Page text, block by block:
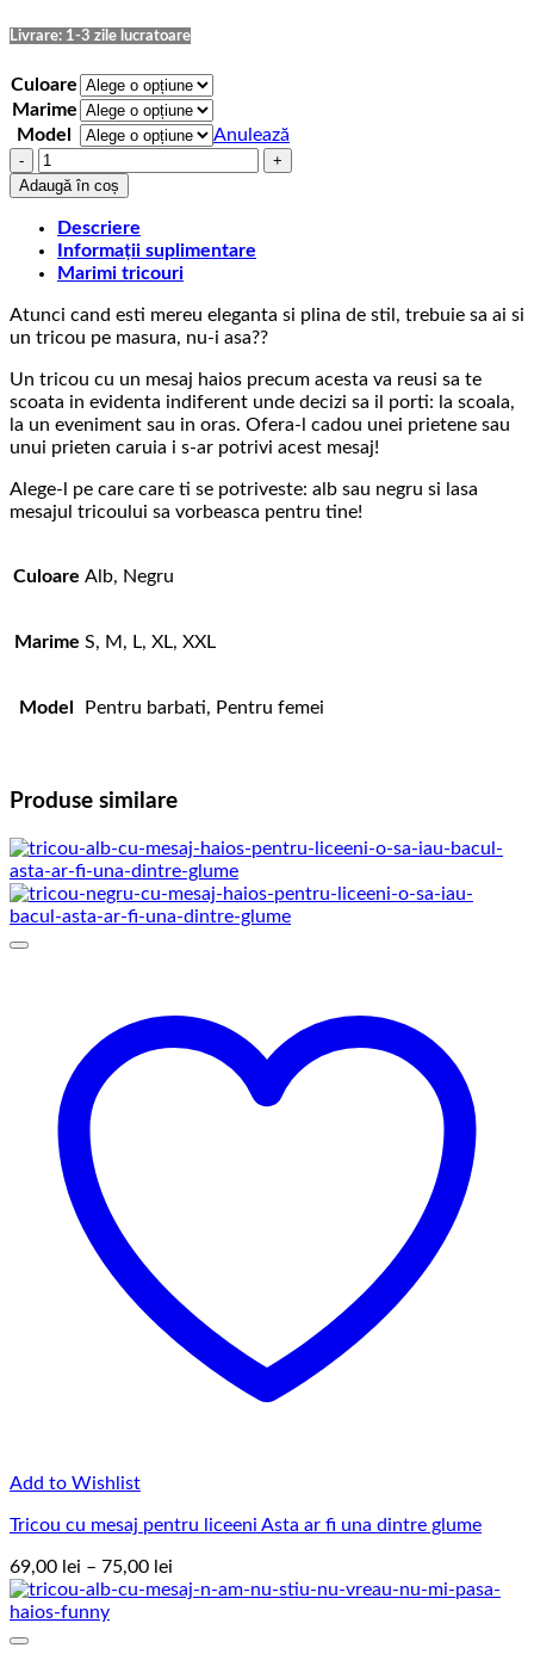
până
75,00 lei
Livrare: 1-3 zile lucratoare
Culoare
Marime
Model
Anulează
Cantitate
Tricou
cu
mesaj
Fancy
as
Adaugă în coș
Descriere
Informații suplimentare
Marimi tricouri
Atunci cand esti mereu eleganta si plina de stil, trebuie sa ai si
un tricou pe masura, nu-i asa??
Un tricou cu un mesaj haios precum acesta va reusi sa te
scoata in evidenta indiferent unde decizi sa il porti: la scoala,
la un eveniment sau in oras. Ofera-l cadou unei prietene sau
unui prieten caruia i s-ar potrivi acest mesaj!
Alege-l pe care care ti se potriveste: alb sau negru si lasa
mesajul tricoului sa vorbeasca pentru tine!
Culoare Alb, Negru
Marime S, M, L, XL, XXL
Model Pentru barbati, Pentru femei
Produse similare
Add to Wishlist
Tricou cu mesaj pentru liceeni Asta ar fi una dintre glume
69,00 lei – 75,00 lei
de